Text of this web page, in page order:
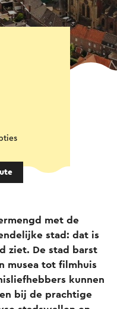
met de
stad: dat is
ziet. De stad barst
musea tot filmhuis
kunnen
bij de prachtige